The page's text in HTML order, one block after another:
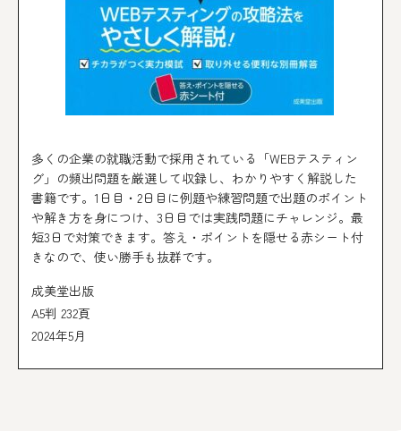
多くの企業の就職活動で採用されている「WEBテスティン
グ」の頻出問題を厳選して収録し、わかりやすく解説した
書籍です。1日目・2日目に例題や練習問題で出題のポイント
や解き方を身につけ、3日目では実践問題にチャレンジ。最
短3日で対策できます。答え・ポイントを隠せる赤シート付
きなので、使い勝手も抜群です。
成美堂出版
A5判 232頁
2024年5月